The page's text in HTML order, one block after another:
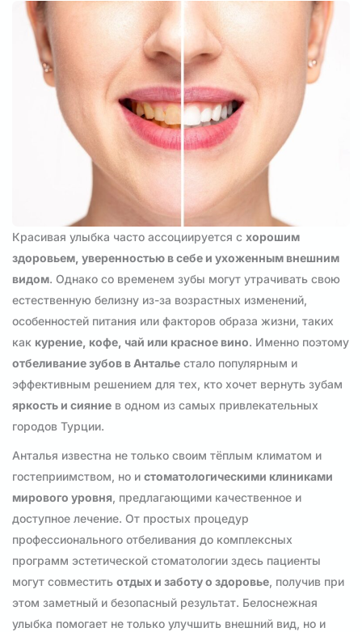
Красивая улыбка часто ассоциируется с хорошим
здоровьем, уверенностью в себе и ухоженным внешним
видом. Однако со временем зубы могут утрачивать свою
естественную белизну из-за возрастных изменений,
особенностей питания или факторов образа жизни, таких
как курение, кофе, чай или красное вино. Именно поэтому
отбеливание зубов в Анталье стало популярным и
эффективным решением для тех, кто хочет вернуть зубам
яркость и сияние в одном из самых привлекательных
городов Турции.
Анталья известна не только своим тёплым климатом и
гостеприимством, но и стоматологическими клиниками
мирового уровня, предлагающими качественное и
доступное лечение. От простых процедур
профессионального отбеливания до комплексных
программ эстетической стоматологии здесь пациенты
могут совместить отдых и заботу о здоровье, получив при
этом заметный и безопасный результат. Белоснежная
улыбка помогает не только улучшить внешний вид, но и